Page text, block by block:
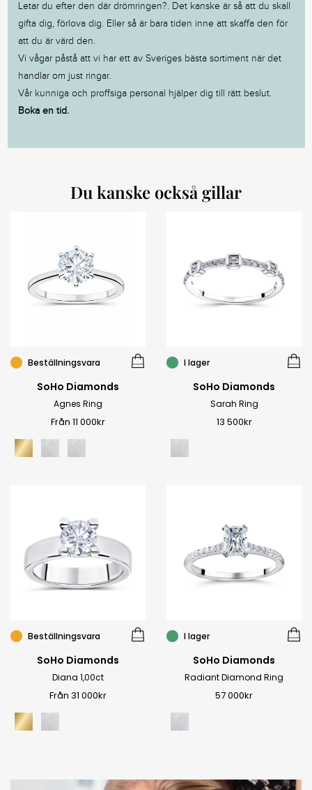
Letar du efter den där drömringen?. Det kanske är så att du skall
gifta dig, förlova dig. Eller så är bara tiden inne att skaffa den för
att du är värd den.
Vi vågar påstå att vi har ett av Sveriges bästa sortiment när det
handlar om just ringar.
Vår kunniga och proffsiga personal hjälper dig till rätt beslut.
Boka en tid.
Du kanske också gillar
Beställningsvara
SoHo Diamonds
Agnes Ring
Från 11 000kr
I lager
SoHo Diamonds
Sarah Ring
13 500kr
Beställningsvara
SoHo Diamonds
Diana 1,00ct
Från 31 000kr
I lager
SoHo Diamonds
Radiant Diamond Ring
57 000kr